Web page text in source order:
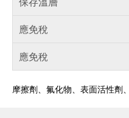
應免稅
應免稅
摩擦劑、氟化物、表面活性劑